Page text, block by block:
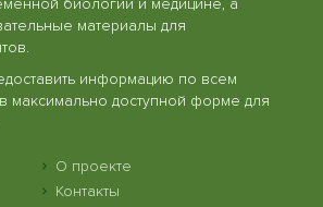
биологии и медицине, а
материалы для
информацию по всем
максимально доступной форме для
О проекте
Контакты